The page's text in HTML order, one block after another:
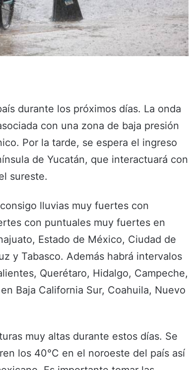
durante los próximos días. La onda
con una zona de baja presión
Por la tarde, se espera el ingreso
de Yucatán, que interactuará con
sureste.
lluvias muy fuertes con
con puntuales muy fuertes en
Estado de México, Ciudad de
y Tabasco. Además habrá intervalos
Querétaro, Hidalgo, Campeche,
Baja California Sur, Coahuila, Nuevo
muy altas durante estos días. Se
los 40°C en el noroeste del país así